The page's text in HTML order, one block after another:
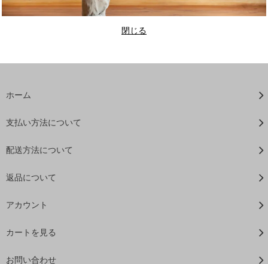
閉じる
ホーム
支払い方法について
配送方法について
返品について
アカウント
カートを見る
お問い合わせ